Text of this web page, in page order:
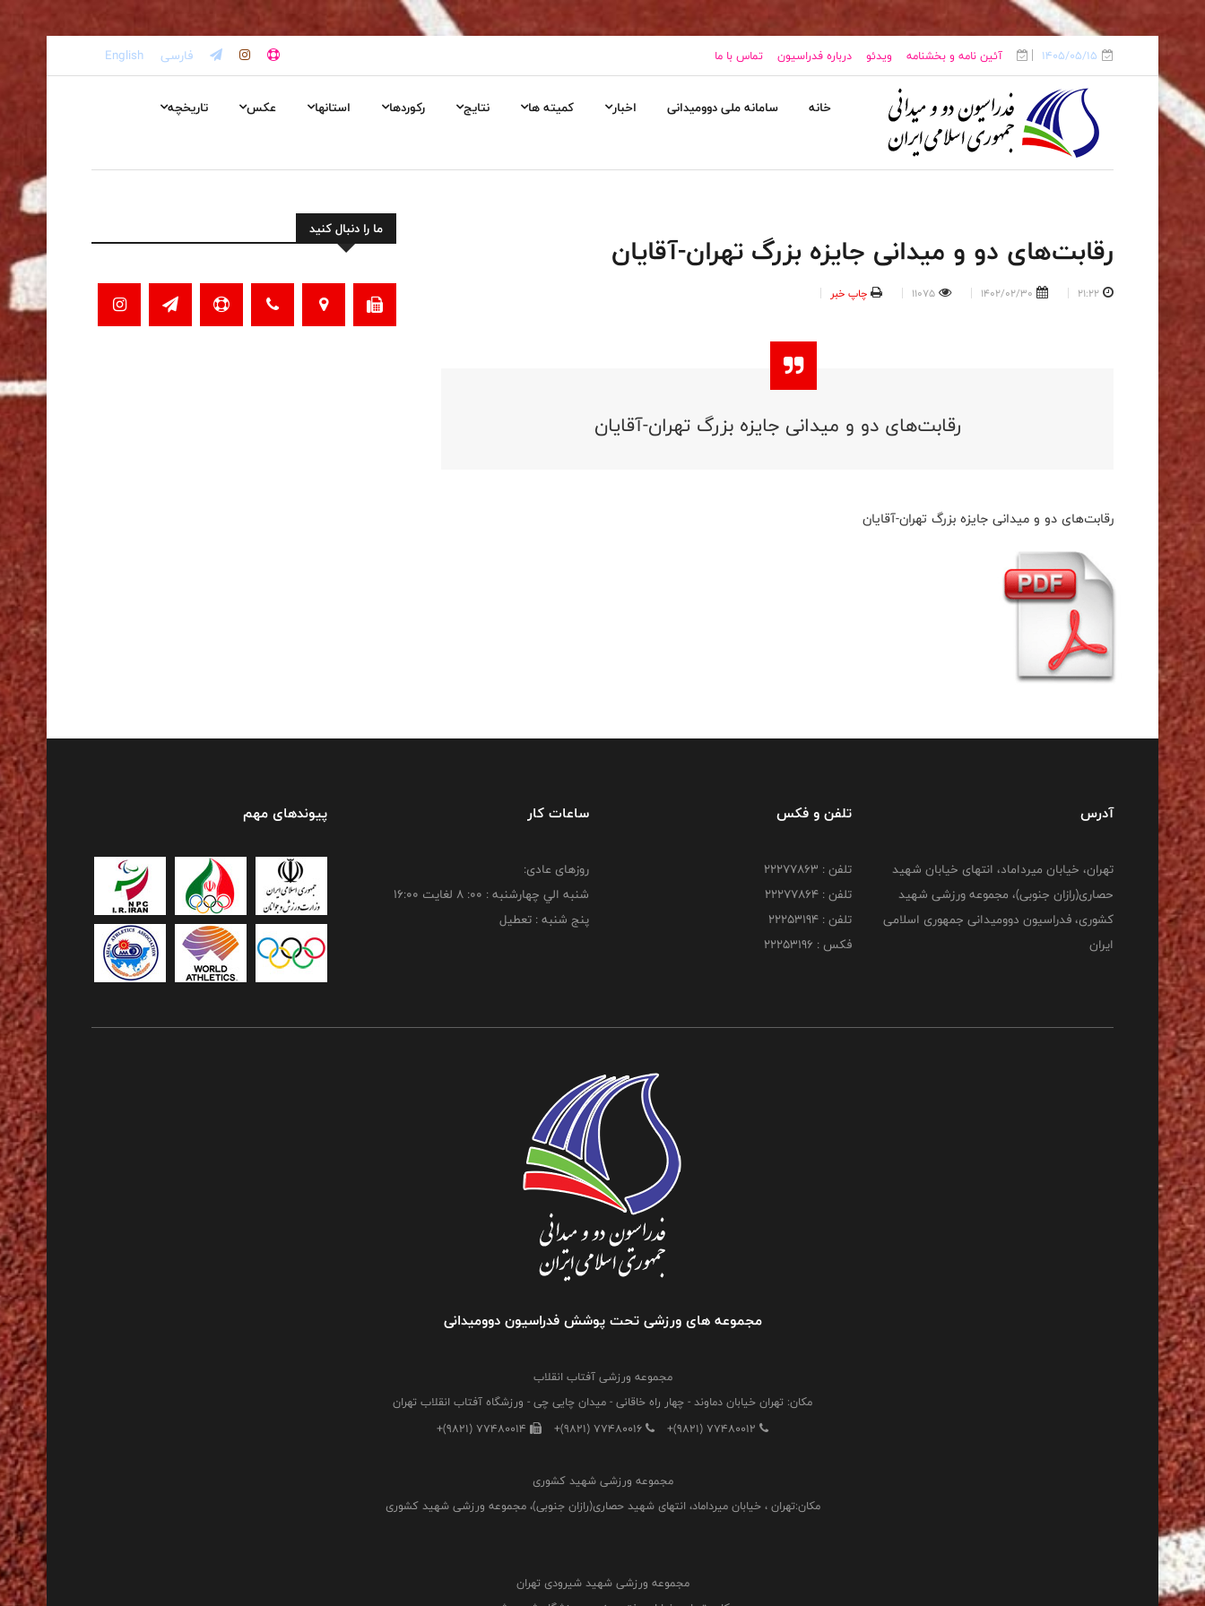
1405/05/15 آئین نامه و بخشنامه ویدئو درباره فدراسیون تماس با ما فارسی English
خانه سامانه ملی دوومیدانی اخبار کمیته ها نتایج رکوردها استانها عکس تاریخچه
رقابت‌های دو و میدانی جایزه بزرگ تهران-آقایان
21:22
1402/02/30
11075 چاپ خبر
رقابت‌های دو و میدانی جایزه بزرگ تهران-آقایان
رقابت‌های دو و میدانی جایزه بزرگ تهران-آقایان
ما را دنبال کنید
آدرس
تهران، خیابان میرداماد، انتهای خیابان شهید
حصاری(رازان جنوبی)، مجموعه ورزشی شهید
کشوری، فدراسیون دوومیدانی جمهوری اسلامی
ایران
تلفن و فکس
تلفن : 22277863
تلفن : 22277864
تلفن : 22253194
فکس : 22253196
ساعات کار
روزهای عادی:
شنبه الي چهارشنبه : 00: 8 لغايت 16:00
پنج شنبه : تعطیل
پیوندهای مهم
مجموعه های ورزشی تحت پوشش فدراسیون دوومیدانی
مجموعه ورزشی آفتاب انقلاب
مکان: تهران خیابان دماوند - چهار راه خاقانی - میدان چایی چی - ورزشگاه آفتاب انقلاب تهران
+(9821) 77480012
+(9821) 77480016
+(9821) 77480014
مجموعه ورزشی شهید کشوری
مکان:تهران ، خیابان میرداماد، انتهای شهید حصاری(رازان جنوبی)، مجموعه ورزشی شهید کشوری
مجموعه ورزشی شهید شیرودی تهران